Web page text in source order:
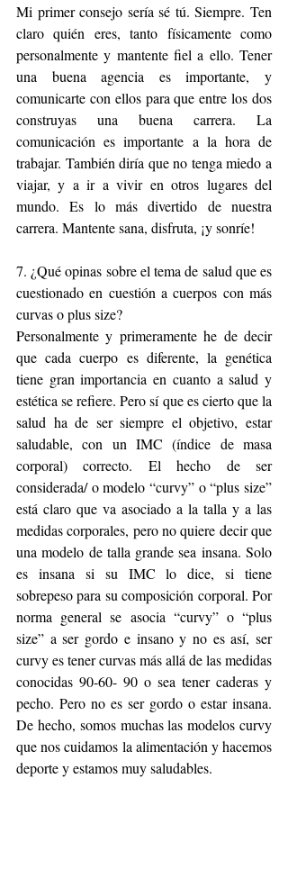
Mi primer consejo sería sé tú. Siempre. Ten
claro quién eres, tanto físicamente como
personalmente y mantente fiel a ello. Tener
una buena agencia es importante, y
comunicarte con ellos para que entre los dos
construyas una buena carrera. La
comunicación es importante a la hora de
trabajar. También diría que no tenga miedo a
viajar, y a ir a vivir en otros lugares del
mundo. Es lo más divertido de nuestra
carrera. Mantente sana, disfruta, ¡y sonríe!
7. ¿Qué opinas sobre el tema de salud que es
cuestionado en cuestión a cuerpos con más
curvas o plus size?
Personalmente y primeramente he de decir
que cada cuerpo es diferente, la genética
tiene gran importancia en cuanto a salud y
estética se refiere. Pero sí que es cierto que la
salud ha de ser siempre el objetivo, estar
saludable, con un IMC (índice de masa
corporal) correcto. El hecho de ser
considerada/ o modelo “curvy” o “plus size”
está claro que va asociado a la talla y a las
medidas corporales, pero no quiere decir que
una modelo de talla grande sea insana. Solo
es insana si su IMC lo dice, si tiene
sobrepeso para su composición corporal. Por
norma general se asocia “curvy” o “plus
size” a ser gordo e insano y no es así, ser
curvy es tener curvas más allá de las medidas
conocidas 90-60- 90 o sea tener caderas y
pecho. Pero no es ser gordo o estar insana.
De hecho, somos muchas las modelos curvy
que nos cuidamos la alimentación y hacemos
deporte y estamos muy saludables.